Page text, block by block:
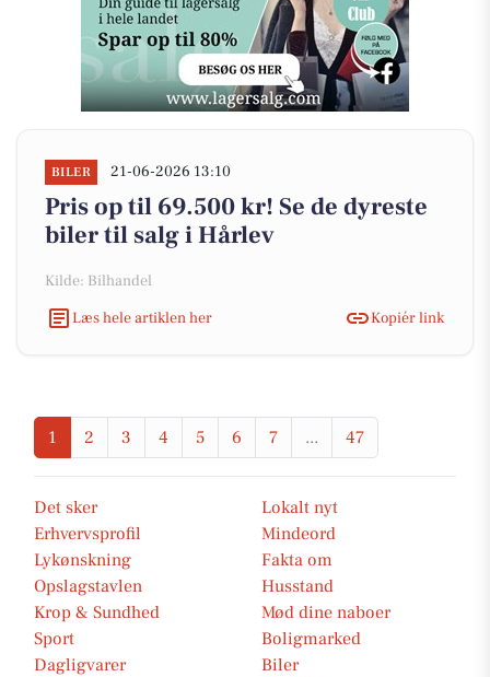
BILER 21-06-2026 13:10
Pris op til 69.500 kr! Se de dyreste
biler til salg i Hårlev
Kilde: Bilhandel
Læs hele artiklen her
Kopiér link
1 2 3 4 5 6 7 ... 47
Det sker
Lokalt nyt
Erhvervsprofil
Mindeord
Lykønskning
Fakta om
Opslagstavlen
Husstand
Krop & Sundhed
Mød dine naboer
Sport
Boligmarked
Dagligvarer
Biler